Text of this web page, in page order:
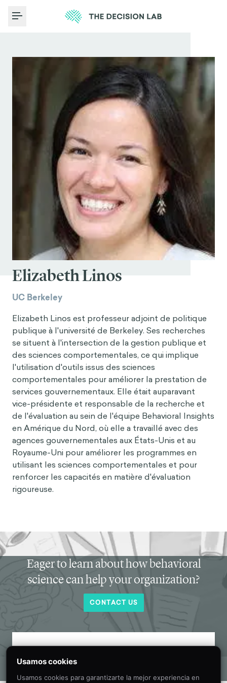
Toggle Menu
Elizabeth Linos
UC Berkeley
Elizabeth Linos est professeur adjoint de politique
publique à l'université de Berkeley. Ses recherches
se situent à l'intersection de la gestion publique et
des sciences comportementales, ce qui implique
l'utilisation d'outils issus des sciences
comportementales pour améliorer la prestation de
services gouvernementaux. Elle était auparavant
vice-présidente et responsable de la recherche et
de l'évaluation au sein de l'équipe Behavioral Insights
en Amérique du Nord, où elle a travaillé avec des
agences gouvernementales aux États-Unis et au
Royaume-Uni pour améliorer les programmes en
utilisant les sciences comportementales et pour
renforcer les capacités en matière d'évaluation
rigoureuse.
Eager to learn about how behavioral
science can help your organization?
CONTACT US
your inbox every month.
Usamos cookies
Usamos cookies para garantizarte la mejor experiencia en